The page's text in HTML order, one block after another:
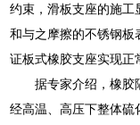
约束，滑板支座的施工
和与之摩擦的不锈钢板
证板式橡胶支座实现正
据专家介绍，橡胶
经高温、高压下整体硫